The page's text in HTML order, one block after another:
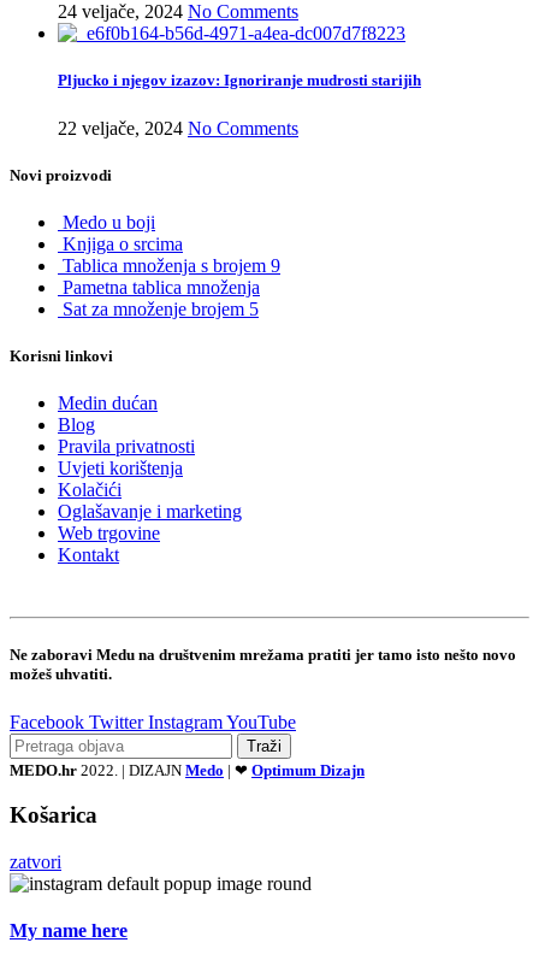
24 veljače, 2024 No Comments
Pljucko i njegov izazov: Ignoriranje mudrosti starijih
22 veljače, 2024 No Comments
Novi proizvodi
Medo u boji
Knjiga o srcima
Tablica množenja s brojem 9
Pametna tablica množenja
Sat za množenje brojem 5
Korisni linkovi
Medin dućan
Blog
Pravila privatnosti
Uvjeti korištenja
Kolačići
Oglašavanje i marketing
Web trgovine
Kontakt
Ne zaboravi Medu na društvenim mrežama pratiti jer tamo isto nešto novo
možeš uhvatiti.
Facebook Twitter InstagramYouTube
Traži
MEDO.hr 2022. | DIZAJN Medo | ❤ Optimum Dizajn
Košarica
zatvori
My name here